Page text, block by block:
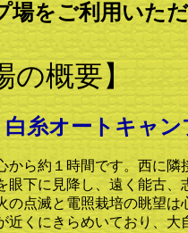
場をご利用いた
の概要】
ートキャン
１時間です。西に隣接
に見降し、遠く能古、志
滅と電照栽培の眺望は
にきらめいており、大自